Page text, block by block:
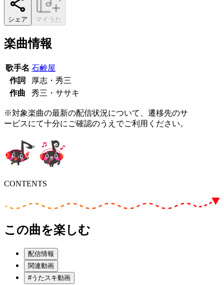
シェア マイうた
楽曲情報
歌手名 石鹸屋
作詞
厚志・秀三
作曲
秀三・ササキ
※対象楽曲の最新の配信状況について、遷移先のサ
ービスにて十分にご確認のうえでご利用ください。
CONTENTS
この曲を楽しむ
配信情報
関連動画
#うたスキ動画